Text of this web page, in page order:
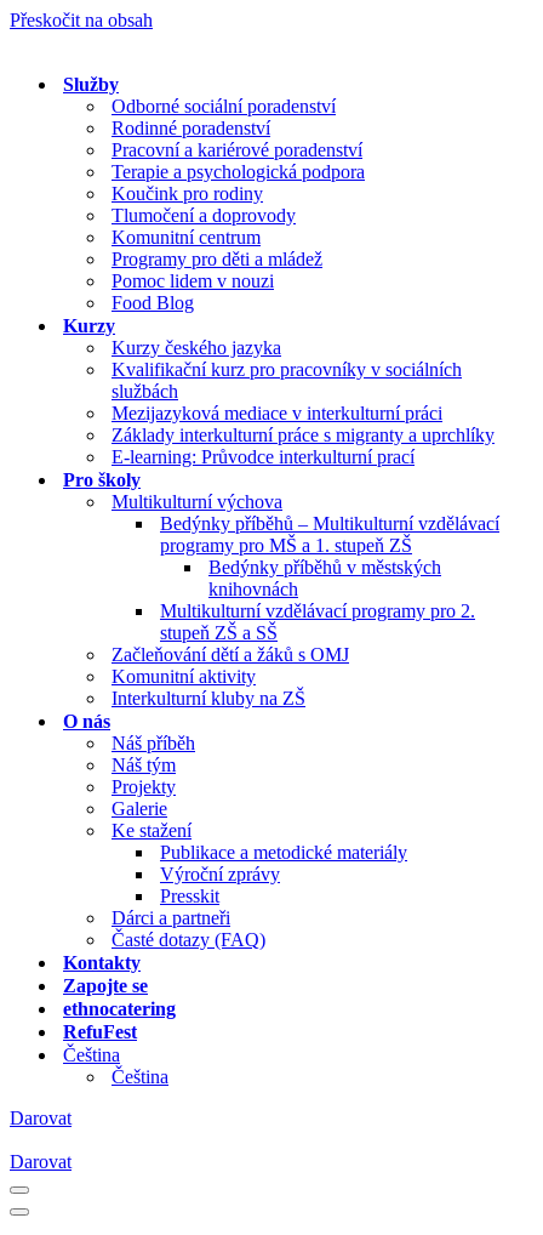
Přeskočit na obsah
Služby
Odborné sociální poradenství
Rodinné poradenství
Pracovní a kariérové poradenství
Terapie a psychologická podpora
Koučink pro rodiny
Tlumočení a doprovody
Komunitní centrum
Programy pro děti a mládež
Pomoc lidem v nouzi
Food Blog
Kurzy
Kurzy českého jazyka
Kvalifikační kurz pro pracovníky v sociálních
službách
Mezijazyková mediace v interkulturní práci
Základy interkulturní práce s migranty a uprchlíky
E-learning: Průvodce interkulturní prací
Pro školy
Multikulturní výchova
Bedýnky příběhů – Multikulturní vzdělávací
programy pro MŠ a 1. stupeň ZŠ
Bedýnky příběhů v městských
knihovnách
Multikulturní vzdělávací programy pro 2.
stupeň ZŠ a SŠ
Začleňování dětí a žáků s OMJ
Komunitní aktivity
Interkulturní kluby na ZŠ
O nás
Náš příběh
Náš tým
Projekty
Galerie
Ke stažení
Publikace a metodické materiály
Výroční zprávy
Presskit
Dárci a partneři
Časté dotazy (FAQ)
Kontakty
Zapojte se
ethnocatering
RefuFest
Čeština
Čeština
Darovat
Darovat
Navigační
menu
Navigační